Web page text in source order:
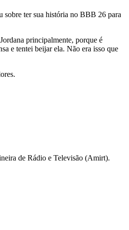
sobre ter sua história no BBB 26 para
principalmente, porque é
e tentei beijar ela. Não era isso que
de Rádio e Televisão (Amirt).